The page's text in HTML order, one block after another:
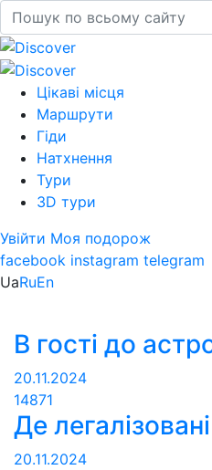
Цікаві місця
Маршрути
Гіди
Натхнення
Тури
3D тури
Увійти Моя подорож
facebook instagram telegram
UaRuEn
В гості до
20.11.2024
14871
Де
20.11.2024